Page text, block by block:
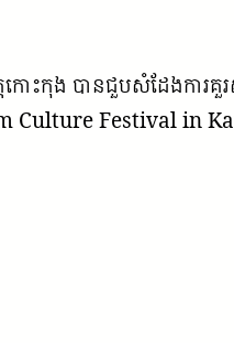
តកោះកុង បានជួបសំដែង
Culture Festival in